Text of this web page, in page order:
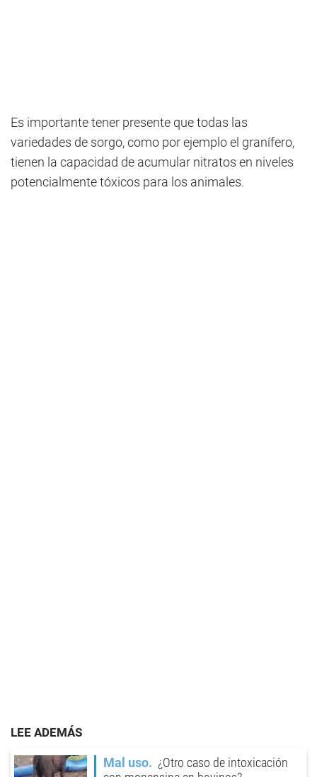
Es importante tener presente que todas las
variedades de sorgo, como por ejemplo el granífero,
tienen la capacidad de acumular nitratos en niveles
potencialmente tóxicos para los animales.
LEE ADEMÁS
Mal uso
¿Otro caso de intoxicación